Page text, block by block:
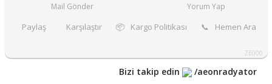
Mail Gönder
Yorum Yap
Paylaş Karşılaştır 📦 Kargo Politikası 📞 Hemen Ara
ZE000
Bizi takip edin /aeonradyator